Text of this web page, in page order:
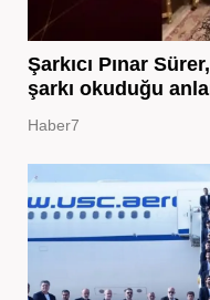
Şarkıcı Pınar
şarkı okuduğu
Haber7